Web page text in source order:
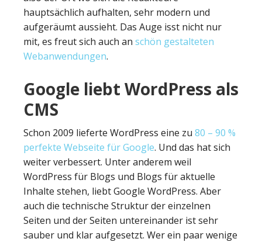
hauptsächlich aufhalten, sehr modern und
aufgeräumt aussieht. Das Auge isst nicht nur
mit, es freut sich auch an schön gestalteten
Webanwendungen.
Google liebt WordPress als
CMS
Schon 2009 lieferte WordPress eine zu 80 – 90 %
perfekte Webseite für Google. Und das hat sich
weiter verbessert. Unter anderem weil
WordPress für Blogs und Blogs für aktuelle
Inhalte stehen, liebt Google WordPress. Aber
auch die technische Struktur der einzelnen
Seiten und der Seiten untereinander ist sehr
sauber und klar aufgesetzt. Wer ein paar wenige